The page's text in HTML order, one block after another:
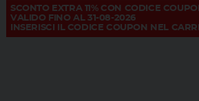
SCONTO EXTRA 11% CON CODICE
VALIDO FINO AL 31-08-2026
INSERISCI IL CODICE COUPON NEL